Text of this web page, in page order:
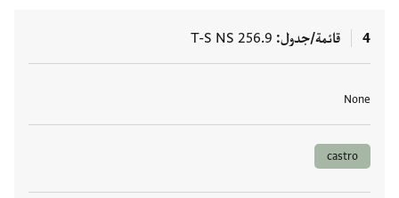
4 قائمة/جدول T-S NS 256.9
None
castro